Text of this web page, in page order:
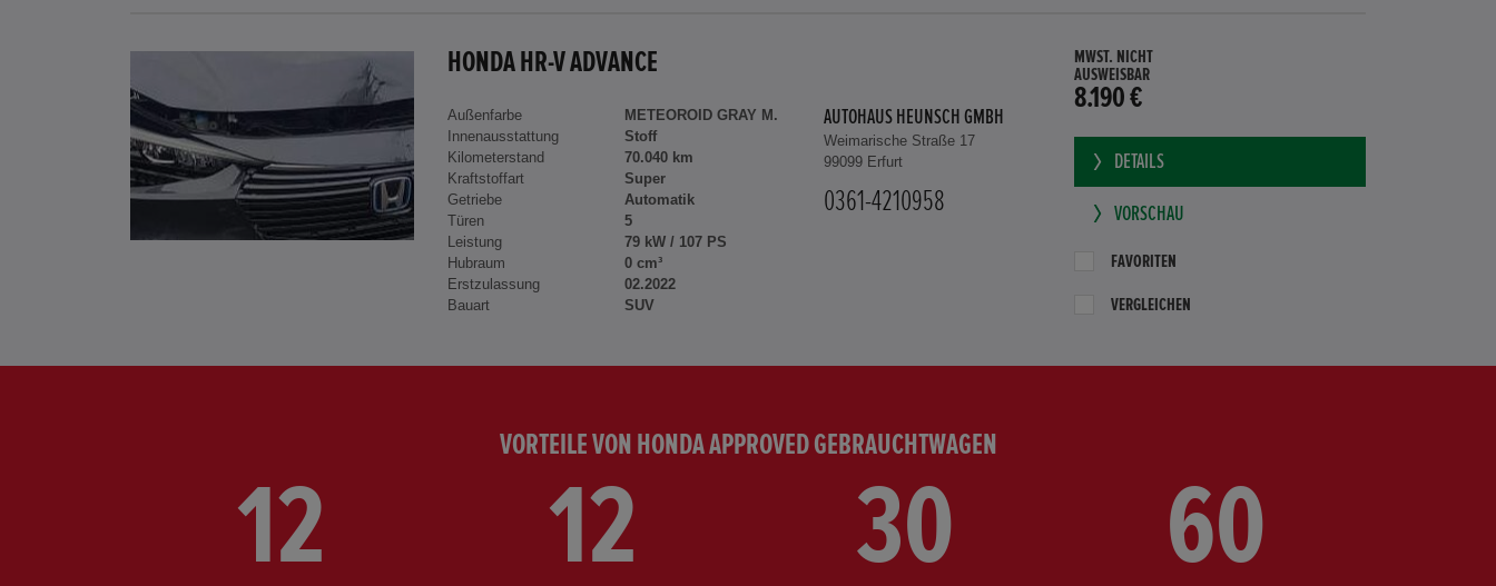
HONDA HR-V ADVANCE
Außenfarbe
METEOROID GRAY M.
Innenausstattung
Stoff
Kilometerstand
70.040 km
Kraftstoffart
Super
Getriebe
Automatik
Türen
5
Leistung
79 kW / 107 PS
Hubraum
0 cm³
Erstzulassung
02.2022
Bauart
SUV
AUTOHAUS HEUNSCH GMBH
Weimarische Straße 17
99099 Erfurt
0361-4210958
MWST. NICHT
AUSWEISBAR
8.190 €
DETAILS
VORSCHAU
FAVORITEN
VERGLEICHEN
VORTEILE VON HONDA APPROVED GEBRAUCHTWAGEN
12 12 30 60